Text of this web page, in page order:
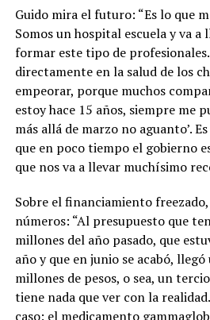
Guido mira el futuro: “Es lo que
Somos un hospital escuela y va a
formar este tipo de
directamente en la salud de los
empeorar, porque muchos
estoy hace 15 años, siempre me
más allá de marzo no aguanto’.
que en poco tiempo el gobierno
que nos va a llevar muchísimo
Sobre el financiamiento
números: “Al presupuesto que
millones del año pasado, que
año y que en junio se acabó,
millones de pesos, o sea, un
tiene nada que ver con la
caso: el medicamento